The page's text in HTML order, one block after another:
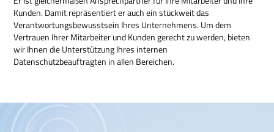
Kunden. Damit repräsentiert er auch ein stückweit das
Verantwortungsbewusstsein Ihres Unternehmens. Um dem
Vertrauen Ihrer Mitarbeiter und Kunden gerecht zu werden, bieten
wir Ihnen die Unterstützung Ihres internen
Datenschutzbeauftragten in allen Bereichen.